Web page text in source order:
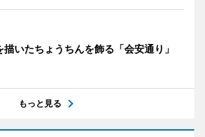
描いたちょうちんを飾る「会安通り」
もっと見る